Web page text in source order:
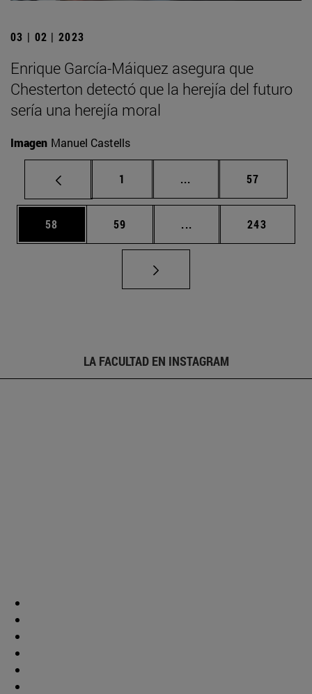
03 | 02 | 2023
Enrique García-Máiquez asegura que
Chesterton detectó que la herejía del futuro
sería una herejía moral
Imagen Manuel Castells
Página
1 ... Páginas intermedias
Página
57
Página
58 Página
59 ... Páginas intermedias
Página
243
LA FACULTAD EN INSTAGRAM